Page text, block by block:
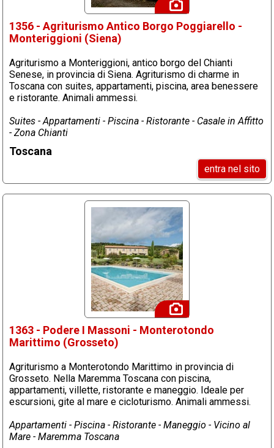
1356 - Agriturismo Antico Borgo Poggiarello -
Monteriggioni (Siena)
Agriturismo a Monteriggioni, antico borgo del Chianti
Senese, in provincia di Siena. Agriturismo di charme in
Toscana con suites, appartamenti, piscina, area benessere
e ristorante. Animali ammessi.
Suites - Appartamenti - Piscina - Ristorante - Casale in Affitto
- Zona Chianti
Toscana
entra nel sito
1363 - Podere I Massoni - Monterotondo
Marittimo (Grosseto)
Agriturismo a Monterotondo Marittimo in provincia di
Grosseto. Nella Maremma Toscana con piscina,
appartamenti, villette, ristorante e maneggio. Ideale per
escursioni, gite al mare e cicloturismo. Animali ammessi.
Appartamenti - Piscina - Ristorante - Maneggio - Vicino al
Mare - Maremma Toscana